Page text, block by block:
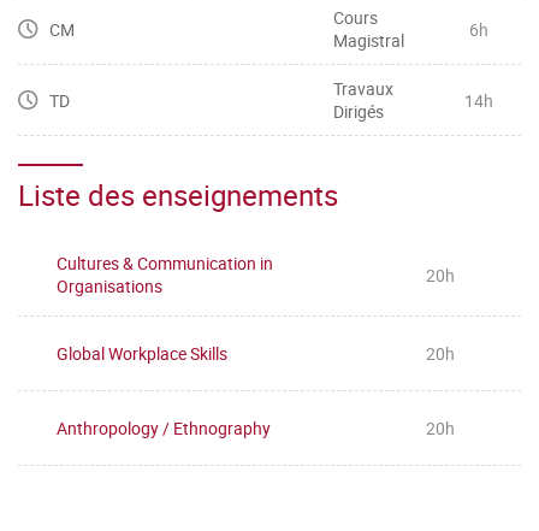
CM
Cours
Magistral
6h
TD
Travaux
Dirigés
14h
Liste des enseignements
Cultures & Communication in
Organisations
20h
Global Workplace Skills 20h
Anthropology / Ethnography 20h